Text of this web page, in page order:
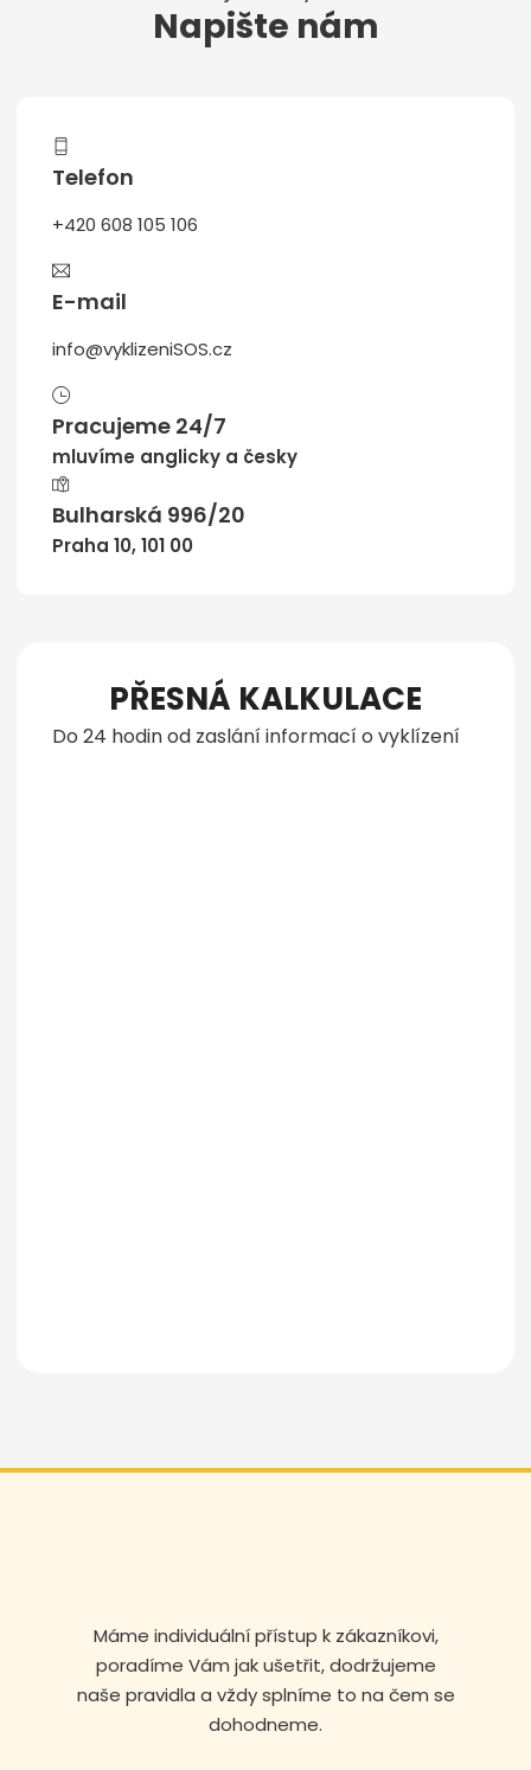
Napište nám
Telefon
+420 608 105 106
E-mail
info@vyklizeniSOS.cz
Pracujeme 24/7
mluvíme anglicky a česky
Bulharská 996/20
Praha 10, 101 00
PŘESNÁ KALKULACE
Do 24 hodin od zaslání informací o vyklízení
Máme individuální přístup k zákazníkovi,
poradíme Vám jak ušetřit, dodržujeme
naše pravidla a vždy splníme to na čem se
dohodneme.
Volejte nonstop
+420 608 105 106